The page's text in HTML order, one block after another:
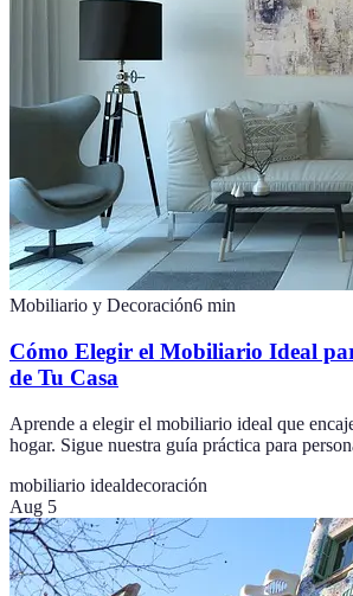
Mobiliario y Decoración6 min
Cómo Elegir el Mobiliario Ideal
de Tu Casa
Aprende a elegir el mobiliario ideal que
hogar. Sigue nuestra guía práctica para
mobiliario idealdecoración
Aug 5